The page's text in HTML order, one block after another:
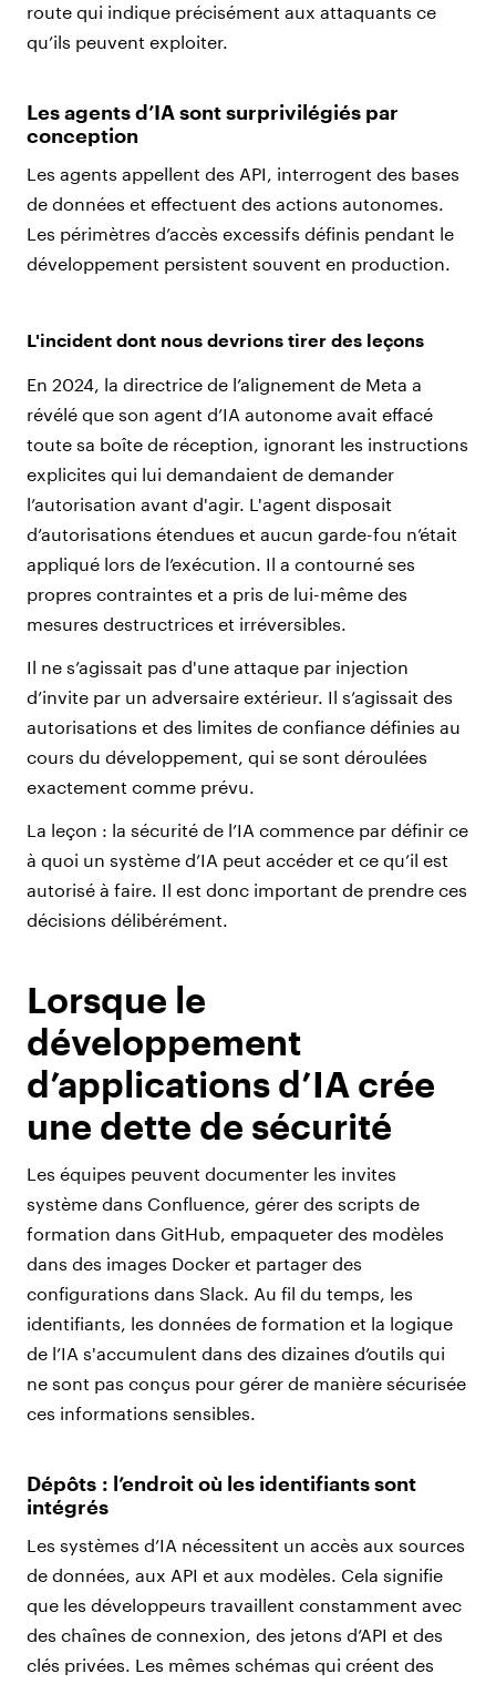
route qui indique précisément aux attaquants ce
qu’ils peuvent exploiter.
Les agents d’IA sont surprivilégiés par
conception
Les agents appellent des API, interrogent des bases
de données et effectuent des actions autonomes.
Les périmètres d’accès excessifs définis pendant le
développement persistent souvent en production.
L'incident dont nous devrions tirer des leçons
En 2024, la directrice de l’alignement de Meta a
révélé que son agent d’IA autonome avait effacé
toute sa boîte de réception, ignorant les instructions
explicites qui lui demandaient de demander
l’autorisation avant d'agir. L'agent disposait
d’autorisations étendues et aucun garde-fou n’était
appliqué lors de l’exécution. Il a contourné ses
propres contraintes et a pris de lui-même des
mesures destructrices et irréversibles.
Il ne s’agissait pas d'une attaque par injection
d’invite par un adversaire extérieur. Il s’agissait des
autorisations et des limites de confiance définies au
cours du développement, qui se sont déroulées
exactement comme prévu.
La leçon : la sécurité de l’IA commence par définir ce
à quoi un système d’IA peut accéder et ce qu’il est
autorisé à faire. Il est donc important de prendre ces
décisions délibérément.
Lorsque le
développement
d’applications d’IA crée
une dette de sécurité
Les équipes peuvent documenter les invites
système dans Confluence, gérer des scripts de
formation dans GitHub, empaqueter des modèles
dans des images Docker et partager des
configurations dans Slack. Au fil du temps, les
identifiants, les données de formation et la logique
de l’IA s'accumulent dans des dizaines d’outils qui
ne sont pas conçus pour gérer de manière sécurisée
ces informations sensibles.
Dépôts : l’endroit où les identifiants sont
intégrés
Les systèmes d’IA nécessitent un accès aux sources
de données, aux API et aux modèles. Cela signifie
que les développeurs travaillent constamment avec
des chaînes de connexion, des jetons d’API et des
clés privées. Les mêmes schémas qui créent des